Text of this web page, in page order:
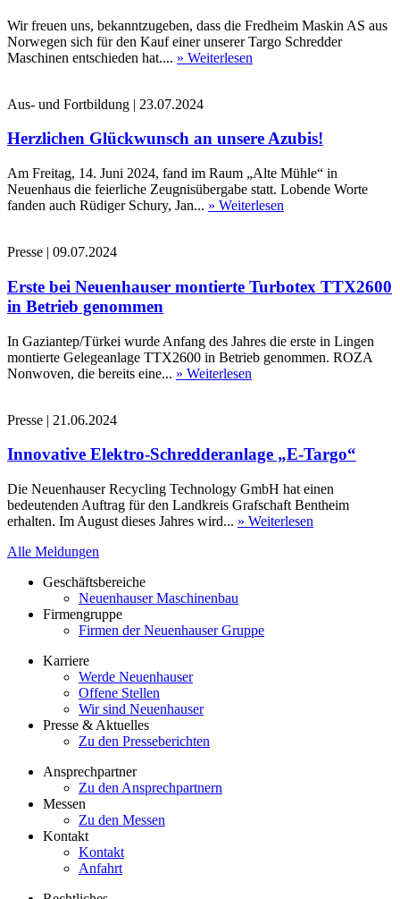
Wir freuen uns, bekanntzugeben, dass die Fredheim Maskin AS aus
Norwegen sich für den Kauf einer unserer Targo Schredder
Maschinen entschieden hat.... » Weiterlesen
Aus- und Fortbildung | 23.07.2024
Herzlichen Glückwunsch an unsere Azubis!
Am Freitag, 14. Juni 2024, fand im Raum „Alte Mühle“ in
Neuenhaus die feierliche Zeugnisübergabe statt. Lobende Worte
fanden auch Rüdiger Schury, Jan... » Weiterlesen
Presse | 09.07.2024
Erste bei Neuenhauser montierte Turbotex TTX2600
in Betrieb genommen
In Gaziantep/Türkei wurde Anfang des Jahres die erste in Lingen
montierte Gelegeanlage TTX2600 in Betrieb genommen. ROZA
Nonwoven, die bereits eine... » Weiterlesen
Presse | 21.06.2024
Innovative Elektro-Schredderanlage „E-Targo“
Die Neuenhauser Recycling Technology GmbH hat einen
bedeutenden Auftrag für den Landkreis Grafschaft Bentheim
erhalten. Im August dieses Jahres wird... » Weiterlesen
Alle Meldungen
Geschäftsbereiche
Neuenhauser Maschinenbau
Firmengruppe
Firmen der Neuenhauser Gruppe
Karriere
Werde Neuenhauser
Offene Stellen
Wir sind Neuenhauser
Presse & Aktuelles
Zu den Presseberichten
Ansprechpartner
Zu den Ansprechpartnern
Messen
Zu den Messen
Kontakt
Kontakt
Anfahrt